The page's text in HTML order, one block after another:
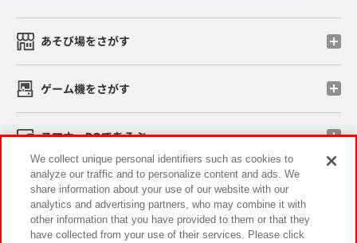
あそび場をさがす
ゲーム機をさがす
スマホ・PCであそぶ
イベント・キャンペーン
We collect unique personal identifiers such as cookies to
analyze our traffic and to personalize content and ads. We
share information about your use of our website with our
analytics and advertising partners, who may combine it with
other information that you have provided to them or that they
have collected from your use of their services. Please click